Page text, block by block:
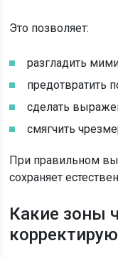
Это позволяет:
разгладить
предотвратить
сделать
смягчить
При правильном
сохраняет
Какие зоны